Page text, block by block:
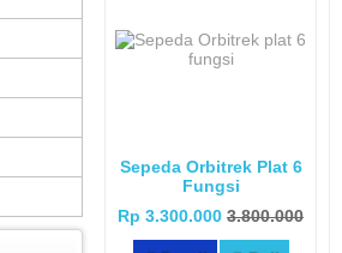
Sepeda Orbitrek Plat 6
Fungsi
Rp 3.300.000 3.800.000